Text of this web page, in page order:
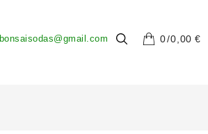
0 0,00€
bonsaisodas@gmail.com